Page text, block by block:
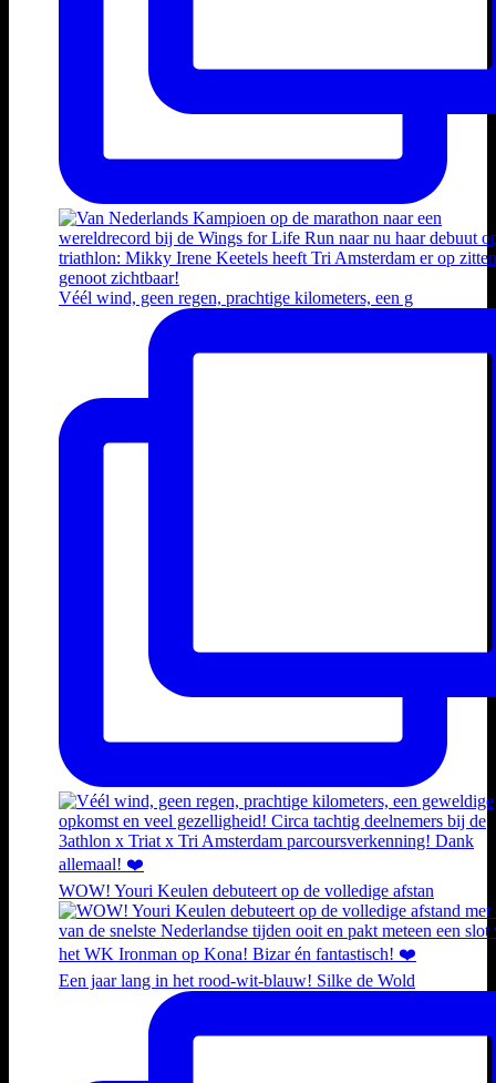
Véél wind, geen regen, prachtige kilometers, een g
WOW! Youri Keulen debuteert op de volledige afstan
Een jaar lang in het rood-wit-blauw! Silke de Wold